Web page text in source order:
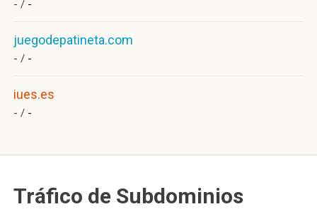
- / -
juegodepatineta.com
- / -
iues.es
- / -
Tráfico de Subdominios